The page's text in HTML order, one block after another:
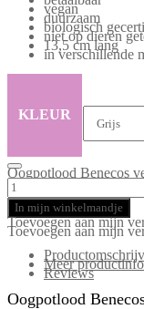
vegan
duurzaam
biologisch
niet op dieren
13,5 cm lang
in verschillende
KLEUR
Oogpotlood Benecos
In mijn winkelmandje
Toevoegen aan mijn
Toevoegen aan mijn
Meer
Reviews
Oogpotlood